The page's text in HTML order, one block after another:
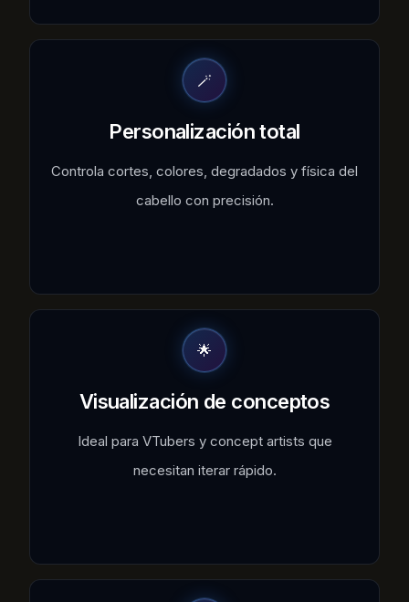
🪄
Personalización total
Controla cortes, colores, degradados y física del
cabello con precisión.
🌟
Visualización de conceptos
Ideal para VTubers y concept artists que
necesitan iterar rápido.